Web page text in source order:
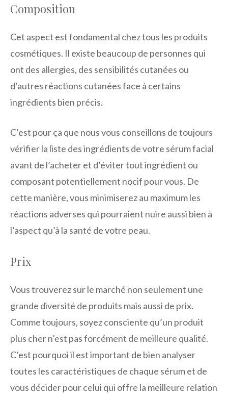
Composition
Cet aspect est fondamental chez tous les produits
cosmétiques. Il existe beaucoup de personnes qui
ont des allergies, des sensibilités cutanées ou
d’autres réactions cutanées face à certains
ingrédients bien précis.
C’est pour ça que nous vous conseillons de toujours
vérifier la liste des ingrédients de votre sérum facial
avant de l’acheter et d’éviter tout ingrédient ou
composant potentiellement nocif pour vous. De
cette manière, vous minimiserez au maximum les
réactions adverses qui pourraient nuire aussi bien à
l’aspect qu’à la santé de votre peau.
Prix
Vous trouverez sur le marché non seulement une
grande diversité de produits mais aussi de prix.
Comme toujours, soyez consciente qu’un produit
plus cher n’est pas forcément de meilleure qualité.
C’est pourquoi il est important de bien analyser
toutes les caractéristiques de chaque sérum et de
vous décider pour celui qui offre la meilleure relation